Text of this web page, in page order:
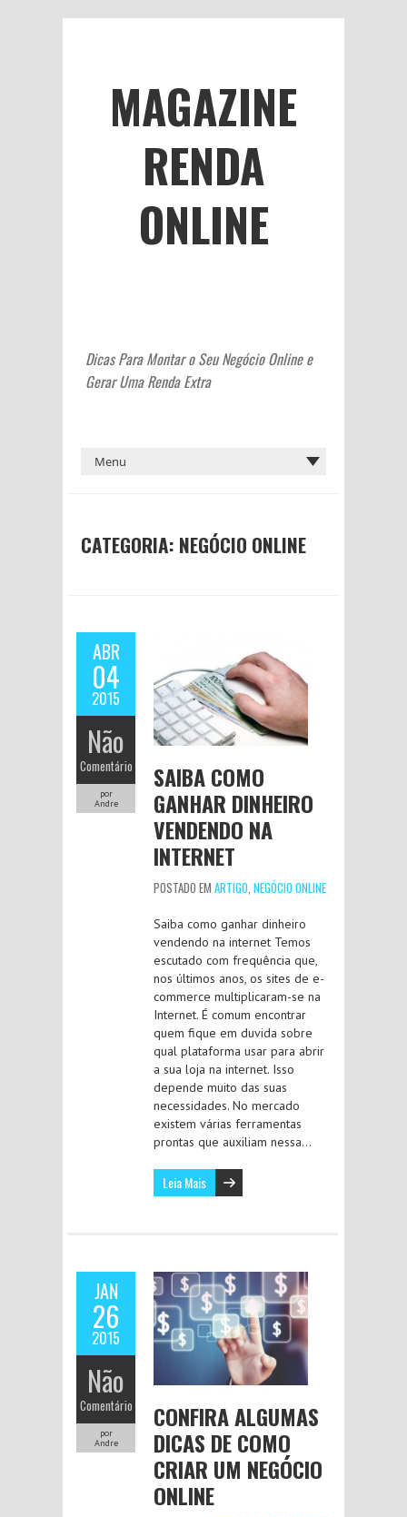
MAGAZINE
RENDA
ONLINE
Dicas Para Montar o Seu Negócio Online e
Gerar Uma Renda Extra
CATEGORIA: NEGÓCIO ONLINE
ABR
04
2015
Não
Comentário
por
Andre
SAIBA COMO
GANHAR DINHEIRO
VENDENDO NA
INTERNET
POSTADO EM ARTIGO, NEGÓCIO ONLINE
Saiba como ganhar dinheiro
vendendo na internet Temos
escutado com frequência que,
nos últimos anos, os sites de e-
commerce multiplicaram-se na
Internet. É comum encontrar
quem fique em duvida sobre
qual plataforma usar para abrir
a sua loja na internet. Isso
depende muito das suas
necessidades. No mercado
existem várias ferramentas
prontas que auxiliam nessa…
Leia Mais
JAN
26
2015
Não
Comentário
por
Andre
CONFIRA ALGUMAS
DICAS DE COMO
CRIAR UM NEGÓCIO
ONLINE